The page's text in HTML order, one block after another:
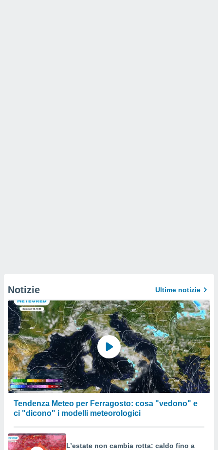
Notizie Ultime notizie
Tendenza Meteo per Ferragosto: cosa "vedono" e
ci "dicono" i modelli meteorologici
L’estate non cambia rotta: caldo fino a